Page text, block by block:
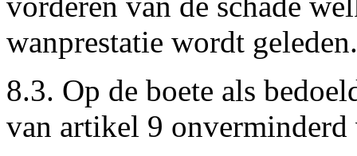
wanprestatie wordt geleden.
8.3. Op de boete als
van artikel 9 onverminderd